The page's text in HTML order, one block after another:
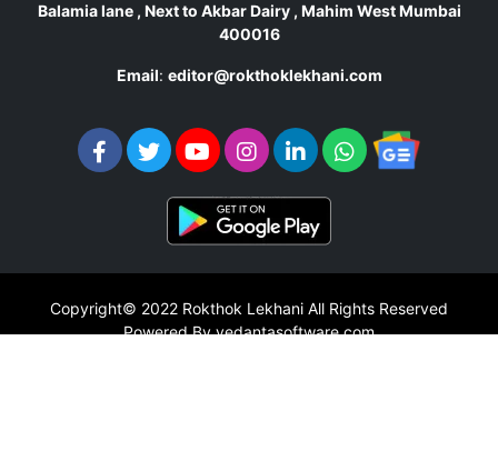
Balamia lane , Next to Akbar Dairy , Mahim West Mumbai
400016
Email: editor@rokthoklekhani.com
Copyright© 2022 Rokthok Lekhani All Rights Reserved
Powered By vedantasoftware.com